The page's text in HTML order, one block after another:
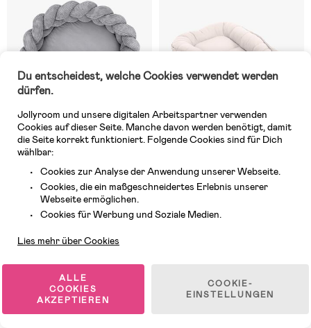
1 VERFÜGBAR
MeowBaby Aesthetic Babynest
mit geflochtenem Schutz &
99,99 €
UVP: 129,99 €
4 VERFÜGBAR
Ecru
1
Du entscheidest, welche Cookies verwendet werden
dürfen.
Jollyroom und unsere digitalen Arbeitspartner verwenden
Cookies auf dieser Seite. Manche davon werden benötigt, damit
die Seite korrekt funktioniert. Folgende Cookies sind für Dich
wählbar:
Cookies zur Analyse der Anwendung unserer Webseite.
Cookies, die ein maßgeschneidertes Erlebnis unserer
Webseite ermöglichen.
Cookies für Werbung und Soziale Medien.
Lies mehr über Cookies
ALLE
COOKIES
AKZEPTIEREN
COOKIE-
EINSTELLUNGEN